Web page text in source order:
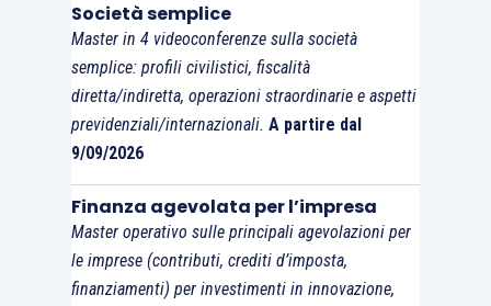
Società semplice
Master in 4 videoconferenze sulla società
semplice: profili civilistici, fiscalità
diretta/indiretta, operazioni straordinarie e aspetti
previdenziali/internazionali. A partire dal
9/09/2026
Finanza agevolata per l’impresa
Master operativo sulle principali agevolazioni per
le imprese (contributi, crediti d’imposta,
finanziamenti) per investimenti in innovazione,